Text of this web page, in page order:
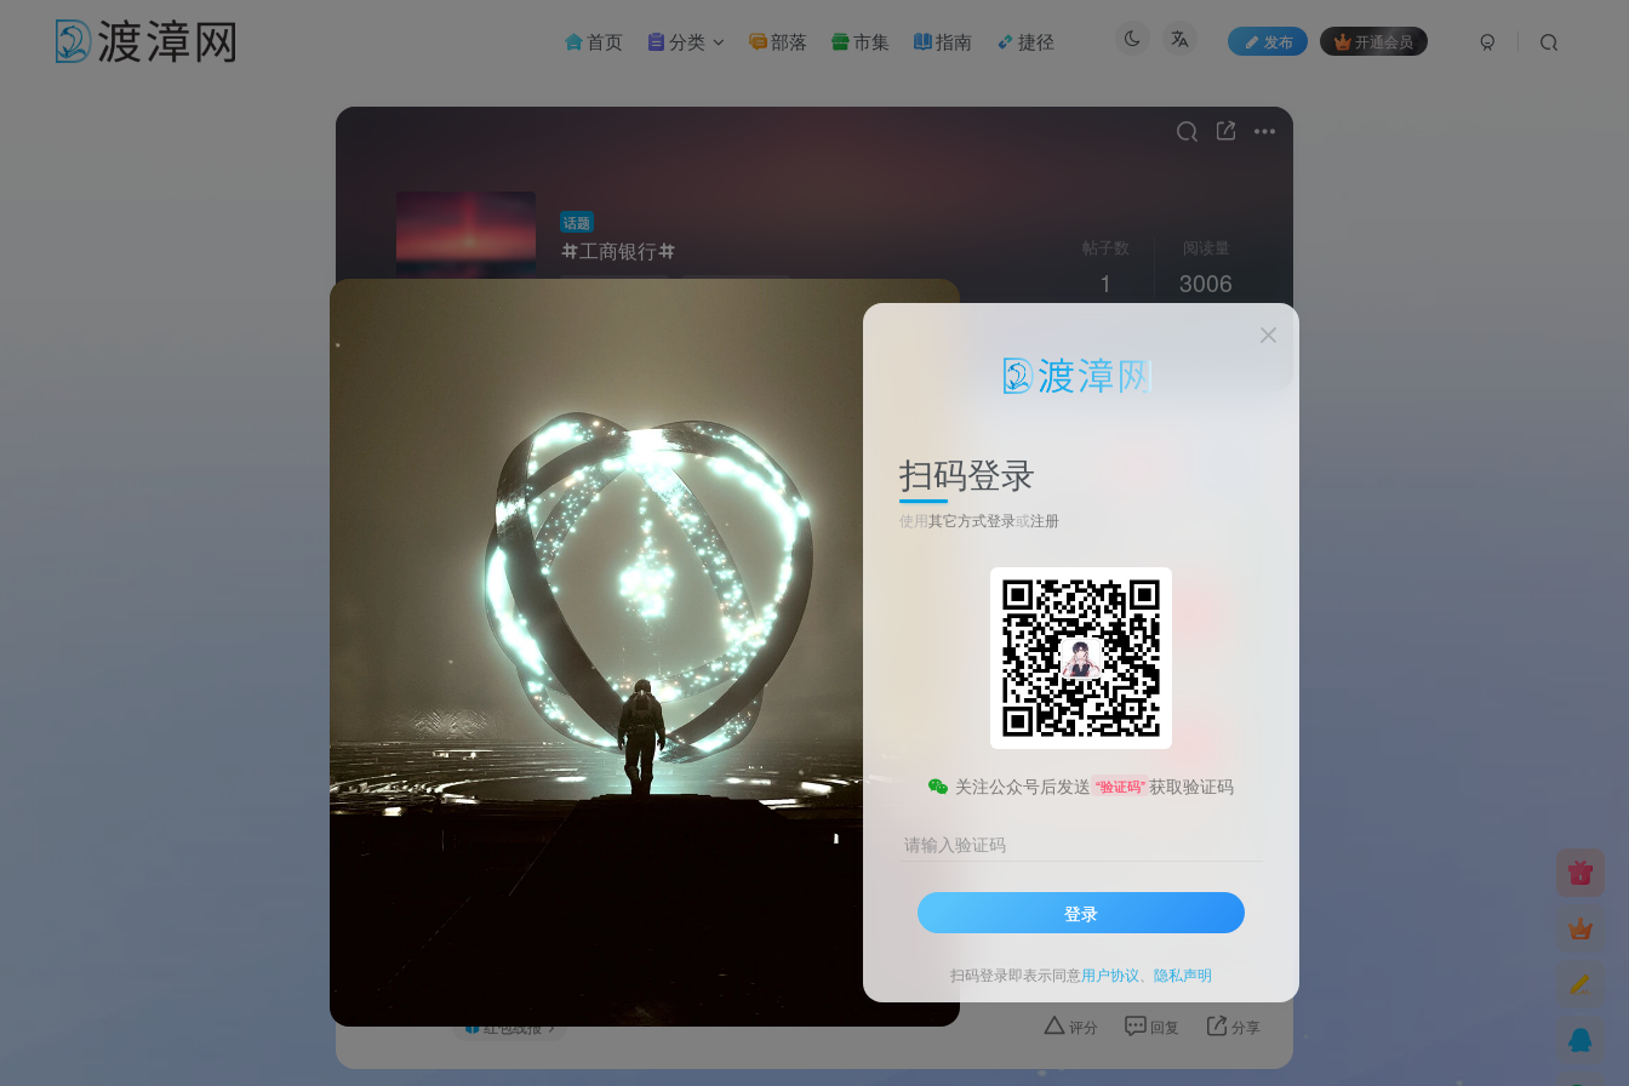
发布 开通会员
首页 分类 部落 市集 指南 捷径
话题
工商银行 帖子数
1
阅读量
3006
工商银行
1个月前更新 3006次阅读
工行云网点：浏览打卡领微信立减金
红包线报 评分 回复 分享
扫码登录
使用其它方式登录或注册
关注公众号后发送 “验证码” 获取验证码
请输入验证码
登录
扫码登录即表示同意用户协议 隐私声明